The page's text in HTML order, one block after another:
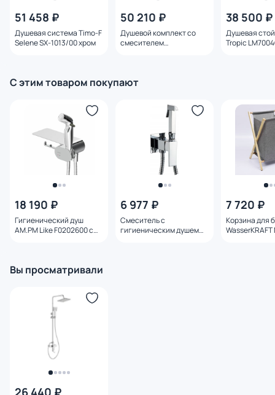
51 458 ₽
Душевая система Timo-F
Selene SX-1013/00 хром
50 210 ₽
Душевой комплект со
смесителем
38 500 ₽
Душевая
Tropic
С этим товаром покупают
18 190 ₽
Гигиенический душ
AM.PM Like F0202600 с
6 977 ₽
Смеситель с
гигиеническим душем
7 720 ₽
Корзина для
WasserKRAFT
Вы просматривали